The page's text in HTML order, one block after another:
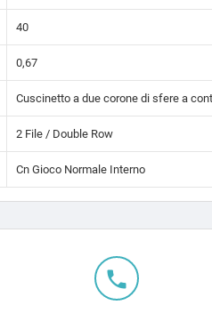
40
0,67
Cuscinetto a due corone di sfere a
2 File / Double Row
Cn Gioco Normale Interno
local_phone